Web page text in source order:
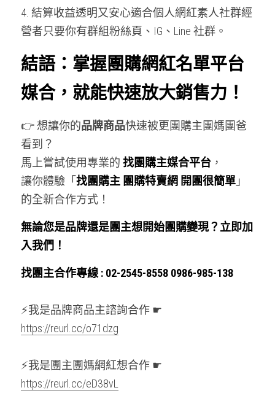
4. 結算收益透明又安心適合個人網紅素人社群經
營者只要你有群組粉絲頁、IG、Line 社群。
結語：掌握團購網紅名單平台
媒合，就能快速放大銷售力！
👉 想讓你的品牌商品快速被更團購主團媽團爸
看到？
馬上嘗試使用專業的 找團購主媒合平台 ，
讓你體驗「 找團購主 團購特賣網 開團很簡單 」
的全新合作方式！
無論您是品牌還是團主想開始團購變現？立即加
入我們！
找團主合作專線 : 02-2545-8558 0986-985-138
https://reurl.cc/o71dzg
https://reurl.cc/eD38vL